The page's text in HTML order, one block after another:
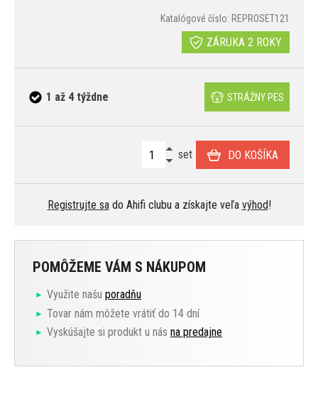
Katalógové číslo: REPROSET121
ZÁRUKA 2 ROKY
1 až 4 týždne STRÁŽNY PES
set DO KOŠÍKA
Registrujte sado Ahifi clubu a získajte veľa výhod!
POMÔŽEME VÁM S NÁKUPOM
Využite našu poradňu
Tovar nám môžete vrátiť do 14 dní
Vyskúšajte si produkt u nás na predajne